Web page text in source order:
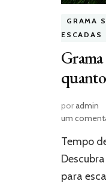
GRAMA
ESCADAS
poradmin
um
Tempo
para